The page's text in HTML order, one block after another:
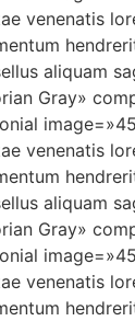
venenatis
aliquam
Gray»
venenatis
aliquam
Gray»
venenatis